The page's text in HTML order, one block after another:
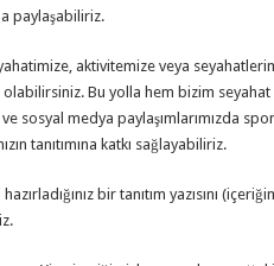
paylaşabiliriz.
aktivitemize veya
Bu yolla hem bizim
ve sosyal medya paylaşımlarımızda
tanıtımına katkı sağlayabiliriz.
hazırladığınız bir tanıtım yazısını